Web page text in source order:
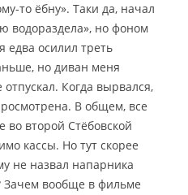
.
А
о
н
и
я
.
р
о
д
то ёбну». Таки да, начал
водораздела», но фоном
едва осилил треть
но диван меня
Когда вырвался,
В общем, все
второй Стёбовской
кассы. Но тут скорее
не назвал напарника
Зачем вообще в фильме